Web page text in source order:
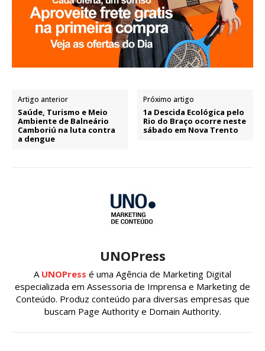
Artigo anterior
Saúde, Turismo e Meio
Ambiente de Balneário
Camboriú na luta contra
a dengue
Próximo artigo
1a Descida Ecológica pelo
Rio do Braço ocorre neste
sábado em Nova Trento
UNOPress
A UNOPress é uma Agência de Marketing Digital
especializada em Assessoria de Imprensa e Marketing de
Conteúdo. Produz conteúdo para diversas empresas que
buscam Page Authority e Domain Authority.